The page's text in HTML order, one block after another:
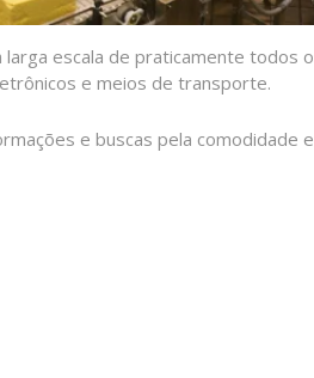
escala de praticamente todos
e meios de transporte.
e buscas pela comodidade